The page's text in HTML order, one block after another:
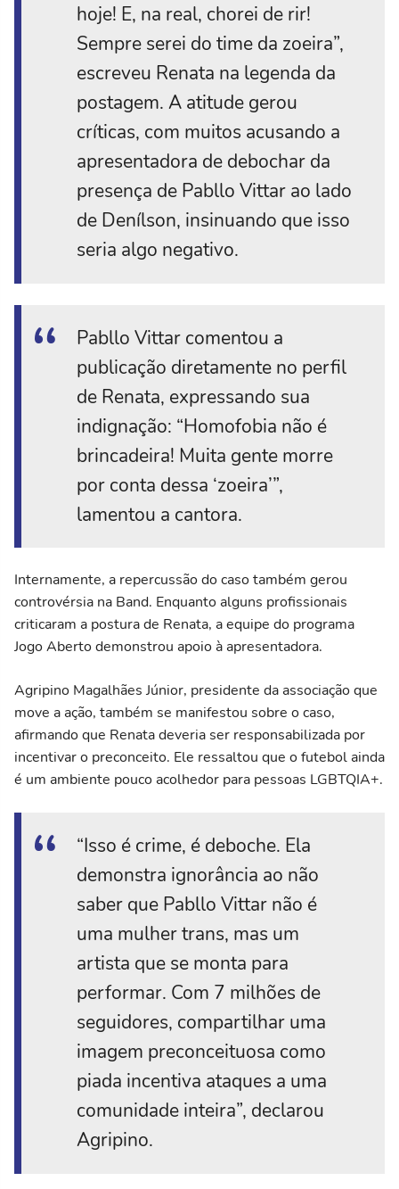
hoje! E, na real, chorei de rir!
Sempre serei do time da zoeira”,
escreveu Renata na legenda da
postagem. A atitude gerou
críticas, com muitos acusando a
apresentadora de debochar da
presença de Pabllo Vittar ao lado
de Denílson, insinuando que isso
seria algo negativo.
Pabllo Vittar comentou a
publicação diretamente no perfil
de Renata, expressando sua
indignação: “Homofobia não é
brincadeira! Muita gente morre
por conta dessa ‘zoeira’”,
lamentou a cantora.
Internamente, a repercussão do caso também gerou
controvérsia na Band. Enquanto alguns profissionais
criticaram a postura de Renata, a equipe do programa
Jogo Aberto demonstrou apoio à apresentadora.
Agripino Magalhães Júnior, presidente da associação que
move a ação, também se manifestou sobre o caso,
afirmando que Renata deveria ser responsabilizada por
incentivar o preconceito. Ele ressaltou que o futebol ainda
é um ambiente pouco acolhedor para pessoas LGBTQIA+.
“Isso é crime, é deboche. Ela
demonstra ignorância ao não
saber que Pabllo Vittar não é
uma mulher trans, mas um
artista que se monta para
performar. Com 7 milhões de
seguidores, compartilhar uma
imagem preconceituosa como
piada incentiva ataques a uma
comunidade inteira”, declarou
Agripino.